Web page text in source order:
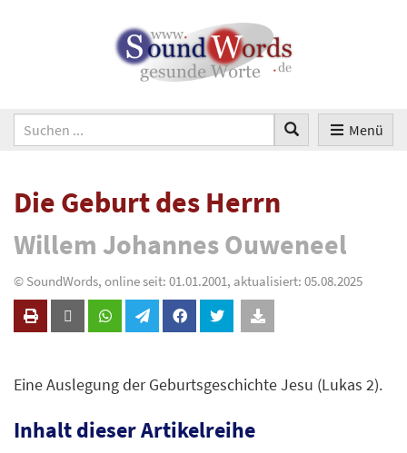
Menü
Die Geburt des Herrn
Willem Johannes Ouweneel
© SoundWords, online seit: 01.01.2001, aktualisiert: 05.08.2025
Eine Auslegung der Geburtsgeschichte Jesu (Lukas 2).
Inhalt dieser Artikelreihe